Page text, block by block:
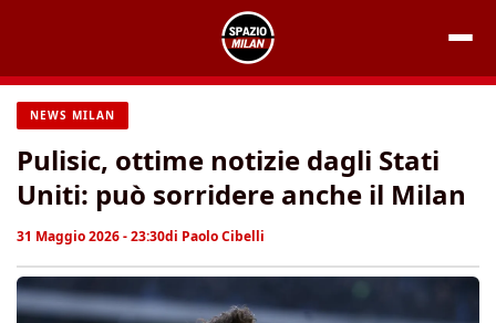
contenuto
NEWS MILAN
Pulisic, ottime notizie dagli Stati
Uniti: può sorridere anche il Milan
31 Maggio 2026 - 23:30di Paolo Cibelli